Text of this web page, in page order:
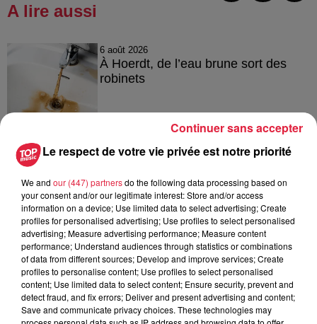
A lire aussi
6 août 2026
À Hoerdt, de l’eau brune sort des
robinets
Tags antisémites à Strasbourg :
6 août 2026
Au zoo de Mulhouse : rencontre
avec les flamants rouges
Le respect de votre vie privée est notre priorité
We and our (447) partnersdo the following data processing based on
your consent and/or our legitimate interest: Store and/or access
information on a device; Use limited data to select advertising; Create
profiles for personalised advertising; Use profiles to select personalised
advertising; Measure advertising performance; Measure content
performance; Understand audiences through statistics or combinations
of data from different sources; Develop and improve services; Create
profiles to personalise content; Use profiles to select personalised
content; Use limited data to select content; Ensure security, prevent and
detect fraud, and fix errors; Deliver and present advertising and content;
Save and communicate privacy choices. These technologies may
Continuer sans accepter